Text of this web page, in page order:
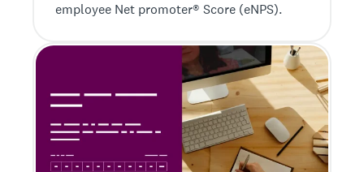
employee Net promoter® Score (eNPS).